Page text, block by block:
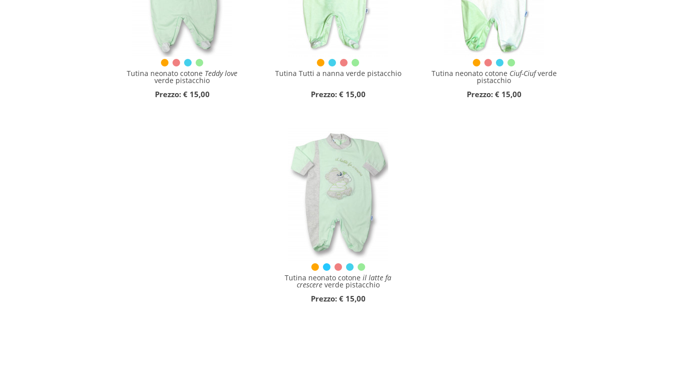
Tutina neonato cotone Teddy love
verde pistacchio
Prezzo: € 15,00
Tutina Tutti a nanna verde pistacchio
Prezzo: € 15,00
Tutina neonato cotone Ciuf-Ciufverde
pistacchio
Prezzo: € 15,00
Tutina neonato cotone il latte fa
crescereverde pistacchio
Prezzo: € 15,00